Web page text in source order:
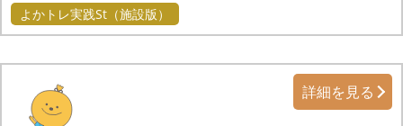
よかトレ実践St（施設版）
詳細を見る